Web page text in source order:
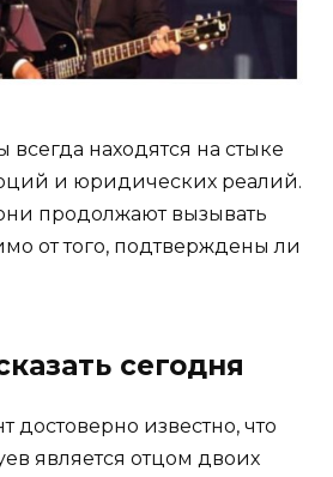
находятся на стыке
и юридических реалий.
продолжают вызывать
от того, подтверждены ли
сегодня
известно, что
является отцом двоих